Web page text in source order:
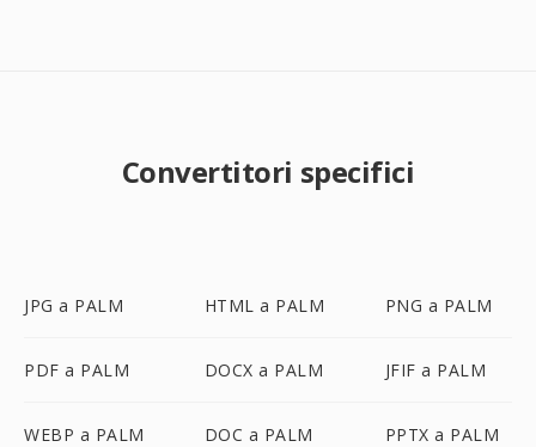
Convertitori specifici
JPG a PALM HTML a PALM PNG a PALM
PDF a PALM DOCX a PALM JFIF a PALM
WEBP a PALM DOC a PALM PPTX a PALM